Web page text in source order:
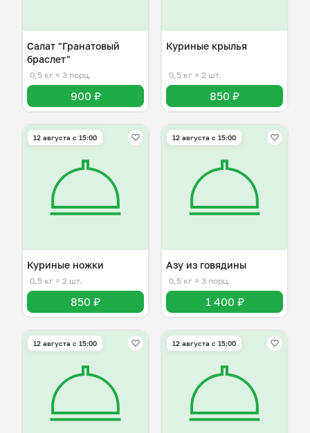
Салат "Гранатовый
браслет"
0,5 кг ≈ 3 порц.
900 ₽
Куриные крылья
0,5 кг ≈ 2 шт.
850 ₽
12 августа с 15:00
Куриные ножки
0,5 кг ≈ 2 шт.
850 ₽
12 августа с 15:00
Азу из говядины
0,5 кг ≈ 3 порц.
1 400 ₽
12 августа с 15:00 12 августа с 15:00